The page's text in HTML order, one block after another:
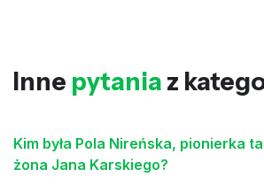
Inne pytania z
Kim była Pola Nireńska, pionierka
żona Jana Karskiego?